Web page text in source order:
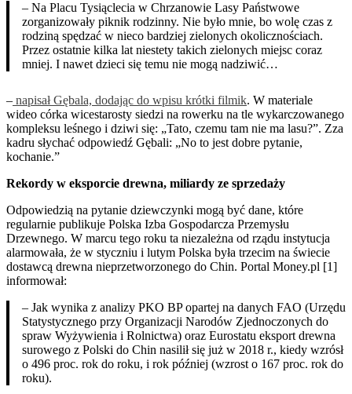
– Na Placu Tysiąclecia w Chrzanowie Lasy Państwowe
zorganizowały piknik rodzinny. Nie było mnie, bo wolę czas z
rodziną spędzać w nieco bardziej zielonych okolicznościach.
Przez ostatnie kilka lat niestety takich zielonych miejsc coraz
mniej. I nawet dzieci się temu nie mogą nadziwić…
– napisał Gębala, dodając do wpisu krótki filmik. W materiale
wideo córka wicestarosty siedzi na rowerku na tle wykarczowanego
kompleksu leśnego i dziwi się: „Tato, czemu tam nie ma lasu?”. Zza
kadru słychać odpowiedź Gębali: „No to jest dobre pytanie,
kochanie.”
Rekordy w eksporcie drewna, miliardy ze sprzedaży
Odpowiedzią na pytanie dziewczynki mogą być dane, które
regularnie publikuje Polska Izba Gospodarcza Przemysłu
Drzewnego. W marcu tego roku ta niezależna od rządu instytucja
alarmowała, że w styczniu i lutym Polska była trzecim na świecie
dostawcą drewna nieprzetworzonego do Chin. Portal Money.pl [1]
informował:
– Jak wynika z analizy PKO BP opartej na danych FAO (Urzędu
Statystycznego przy Organizacji Narodów Zjednoczonych do
spraw Wyżywienia i Rolnictwa) oraz Eurostatu eksport drewna
surowego z Polski do Chin nasilił się już w 2018 r., kiedy wzrósł
o 496 proc. rok do roku, i rok później (wzrost o 167 proc. rok do
roku).